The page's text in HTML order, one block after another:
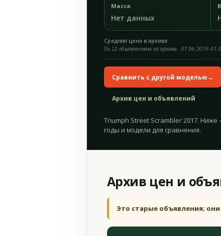
Масса
Нет данных
Средняя цена в архиве
По 22 объявлениям из архива ·
Сравнить с другой моделью→
Архив цен и объявлений
Triumph Street Scrambler 2017.
годы и модели для сравнения.
Архив цен и
Это старые объявления;